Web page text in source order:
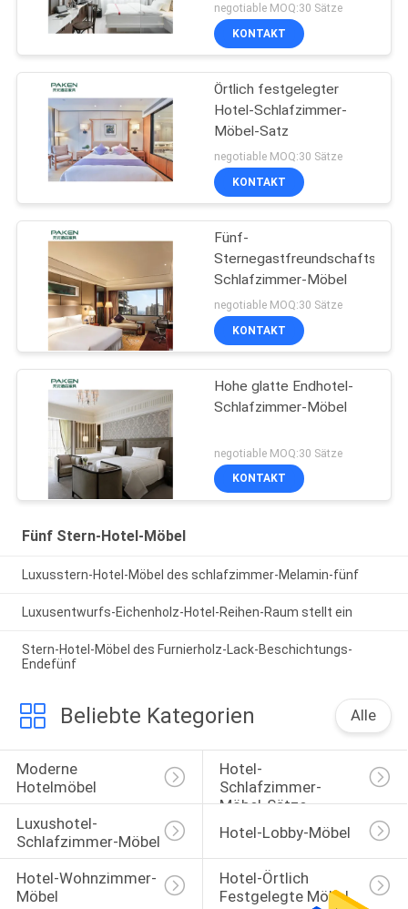
negotiable MOQ:30 Sätze
KONTAKT
Örtlich festgelegter
Hotel-Schlafzimmer-
Möbel-Satz
negotiable MOQ:30 Sätze
KONTAKT
Fünf-
Sternegastfreundschafts-
Schlafzimmer-Möbel
negotiable MOQ:30 Sätze
KONTAKT
Hohe glatte Endhotel-
Schlafzimmer-Möbel
negotiable MOQ:30 Sätze
KONTAKT
Fünf Stern-Hotel-Möbel
Luxusstern-Hotel-Möbel des schlafzimmer-Melamin-fünf
Luxusentwurfs-Eichenholz-Hotel-Reihen-Raum stellt ein
Stern-Hotel-Möbel des Furnierholz-Lack-Beschichtungs-
Endefünf
Beliebte Kategorien Alle
Moderne
Hotelmöbel
Hotel-
Schlafzimmer-
Möbel-Sätze
Luxushotel-
Schlafzimmer-Möbel
Hotel-Lobby-Möbel
Hotel-Wohnzimmer-
Möbel
Hotel-Örtlich
Festgelegte Möbel